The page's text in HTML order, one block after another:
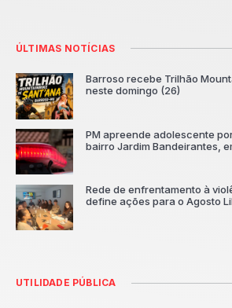
ÚLTIMAS NOTÍCIAS
Barroso recebe Trilhão
neste domingo (26)
PM apreende adolescente
bairro Jardim Bandeirantes,
Rede de enfrentamento à
define ações para o Agosto
UTILIDADE PÚBLICA